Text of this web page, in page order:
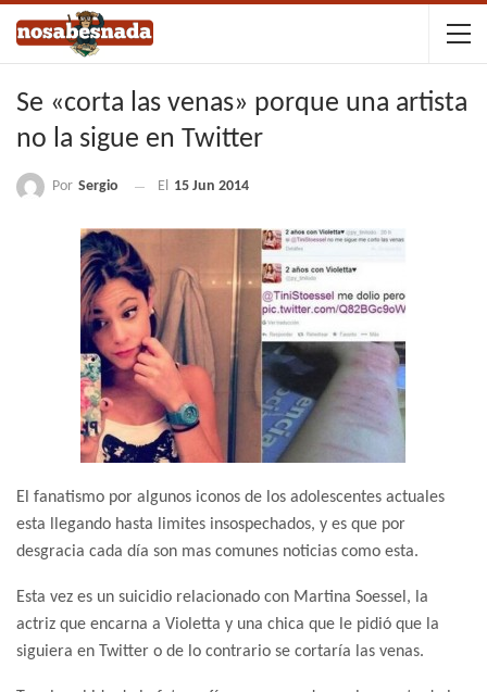
Se «corta las venas» porque una artista
no la sigue en Twitter
Por Sergio El 15 Jun 2014
El fanatismo por algunos iconos de los adolescentes actuales
esta llegando hasta limites insospechados, y es que por
desgracia cada día son mas comunes noticias como esta.
Esta vez es un suicidio relacionado con Martina Soessel, la
actriz que encarna a Violetta y una chica que le pidió que la
siguiera en Twitter o de lo contrario se cortaría las venas.